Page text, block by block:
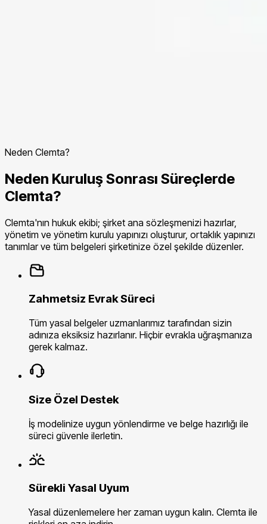
Neden Clemta?
Neden Kuruluş Sonrası Süreçlerde
Clemta?
Clemta'nın hukuk ekibi; şirket ana sözleşmenizi hazırlar,
yönetim ve yönetim kurulu yapınızı oluşturur, ortaklık yapınızı
tanımlar ve tüm belgeleri şirketinize özel şekilde düzenler.
Zahmetsiz Evrak Süreci
Tüm yasal belgeler uzmanlarımız tarafından sizin
adınıza eksiksiz hazırlanır. Hiçbir evrakla uğraşmanıza
gerek kalmaz.
Size Özel Destek
İş modelinize uygun yönlendirme ve belge hazırlığı ile
süreci güvenle ilerletin.
Sürekli Yasal Uyum
Yasal düzenlemelere her zaman uygun kalın. Clemta ile